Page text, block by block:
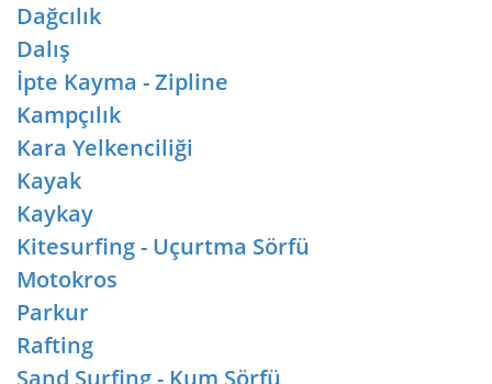
Dağcılık
Dalış
İpte Kayma - Zipline
Kampçılık
Kara Yelkenciliği
Kayak
Kaykay
Kitesurfing - Uçurtma Sörfü
Motokros
Parkur
Rafting